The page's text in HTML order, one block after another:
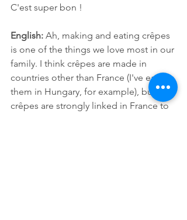
C'est super bon !
English: Ah, making and eating crêpes
is one of the things we love most in our
family. I think crêpes are made in
countries other than France (I've eaten
them in Hungary, for example), but
crêpes are strongly linked in France to